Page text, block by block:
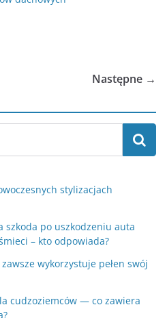
Następne →
stylizacjach
szkoda po uszkodzeniu auta
– kto odpowiada?
wykorzystuje pełen swój
cudzoziemców — co zawiera